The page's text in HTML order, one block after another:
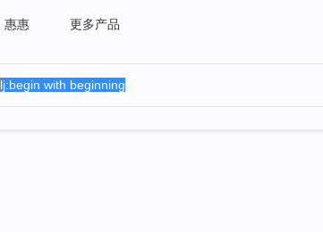
惠惠 更多产品